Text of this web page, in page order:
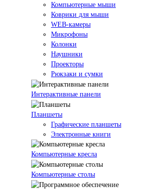
Компьютерные мыши
Коврики для мыши
WEB-камеры
Микрофоны
Колонки
Наушники
Проекторы
Рюкзаки и сумки
Интерактивные панели
Планшеты
Графические планшеты
Электронные книги
Компьютерные кресла
Компьютерные столы